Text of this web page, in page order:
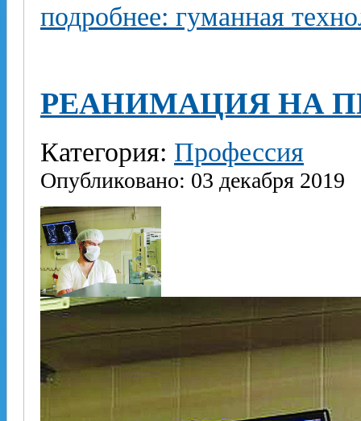
подробнее: гуманная
РЕАНИМАЦИЯ НА
Категория: Профессия
Опубликовано: 03 декабря 2019